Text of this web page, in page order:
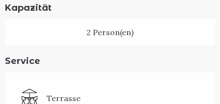
Kapazität
2 Person(en)
Service
Terrasse